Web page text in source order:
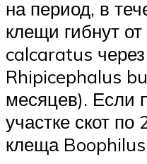
на период, в
клещи гибнут
calcaratus
Rhipicephalus
месяцев). Если
участке скот
клеща